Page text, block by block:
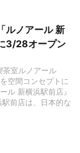
ルノアール 新
3/28オープン
茶室ルノアール
空間コンセプトに
ル 新横浜駅前店』
前店は、日本的な